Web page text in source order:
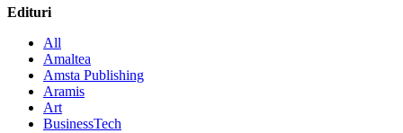
Edituri
All
Amaltea
Amsta Publishing
Aramis
Art
BusinessTech